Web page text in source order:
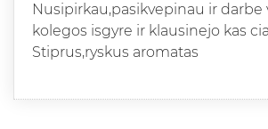
Nusipirkau,pasikvepinau ir darbe
kolegos isgyre ir klausinejo kas
Stiprus,ryskus aromatas